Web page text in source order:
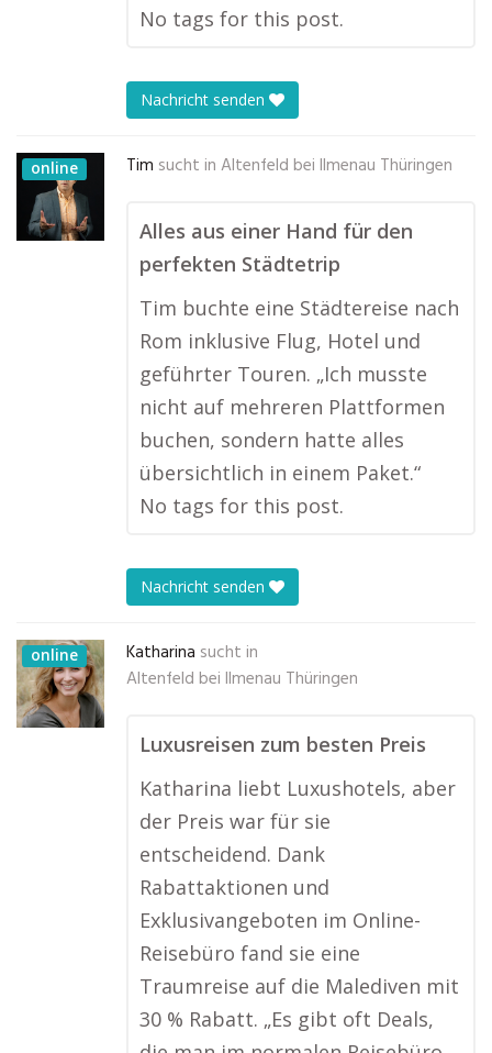
No tags for this post.
Nachricht senden
online Tim sucht in Altenfeld bei Ilmenau Thüringen
Alles aus einer Hand für den
perfekten Städtetrip
Tim buchte eine Städtereise nach
Rom inklusive Flug, Hotel und
geführter Touren. „Ich musste
nicht auf mehreren Plattformen
buchen, sondern hatte alles
übersichtlich in einem Paket.“
No tags for this post.
Nachricht senden
online Katharina sucht in
Altenfeld bei Ilmenau Thüringen
Luxusreisen zum besten Preis
Katharina liebt Luxushotels, aber
der Preis war für sie
entscheidend. Dank
Rabattaktionen und
Exklusivangeboten im Online-
Reisebüro fand sie eine
Traumreise auf die Malediven mit
30 % Rabatt. „Es gibt oft Deals,